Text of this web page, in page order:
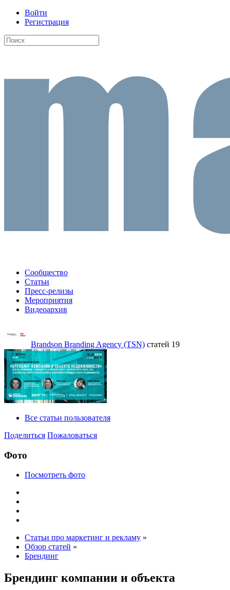
Войти
Регистрация
Сообщество
Статьи
Пресс-релизы
Мероприятия
Видеоархив
Brandson Branding Agency (TSN) статей 19
Все статьи пользователя
Поделиться Пожаловаться
Фото
Посмотреть фото
Статьи про маркетинг и рекламу »
Обзор статей »
Брендинг
Брендинг компании и объекта